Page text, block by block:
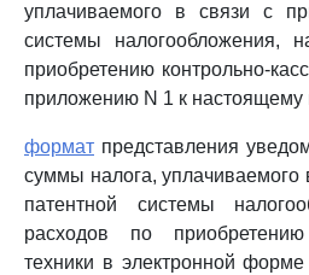
уплачиваемого в связи с
системы налогообложения,
приобретению контрольно-
приложению N 1 к настоящему
формат представления
суммы налога, уплачиваемого
патентной системы
расходов по приобретению
техники в электронной